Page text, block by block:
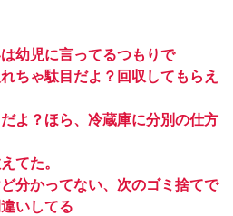
幼児に言ってるつもりで
ちゃ駄目だよ？回収してもらえ
よ？ほら、冷蔵庫に分別の仕方
てた。
分かってない、次のゴミ捨てで
いしてる